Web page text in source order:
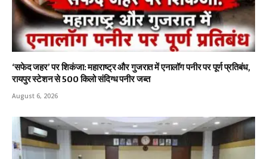
‘सफेद जहर’ पर शिकंजा: महाराष्ट्र और गुजरात में एनालॉग पनीर पर पूर्ण प्रतिबंध,
रायपुर स्टेशन से 500 किलो संदिग्ध पनीर जब्त
August 6, 2026